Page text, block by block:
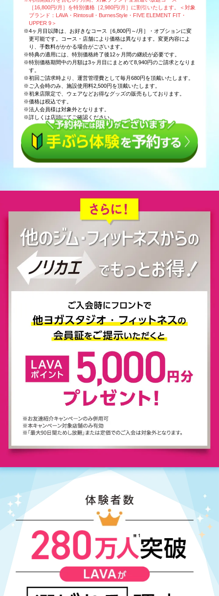
［16,800円/月］を特別価格［2,980円/月］に割引いたします。＜対象
ブランド：LAVA・Rintosull・BurnesStyle・FIVE ELEMENT FIT・
UPPER 9＞
※4ヶ月目以降は、お好きなコース［6,800円～/月］・オプションに変
更可能です。コース・店舗により価格は異なります。変更内容によ
り、手数料がかかる場合がございます。
※特典の適用には、特別価格終了後12ヶ月間の継続が必要です。
※特別価格期間中の月額は3ヶ月目にまとめて8,940円のご請求となりま
す。
※初回ご請求時より、運営管理費として毎月680円を頂戴いたします。
※ご入会時のみ、施設使用料2,500円を頂戴いたします。
※初来店限定で、ウェアなどお得なグッズの販売もしております。
※価格は税込です。
※法人会員様は対象外となります。
※詳しくは店頭にてご確認ください。